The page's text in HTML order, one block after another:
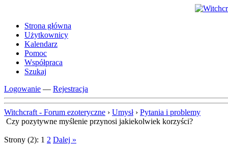
Strona główna
Użytkownicy
Kalendarz
Pomoc
Współpraca
Szukaj
Logowanie — Rejestracja
Witchcraft - Forum ezoteryczne › Umysł› Pytania i problemy
Czy pozytywne myślenie przynosi jakiekolwiek korzyści?
Strony (2): 1 2 Dalej »